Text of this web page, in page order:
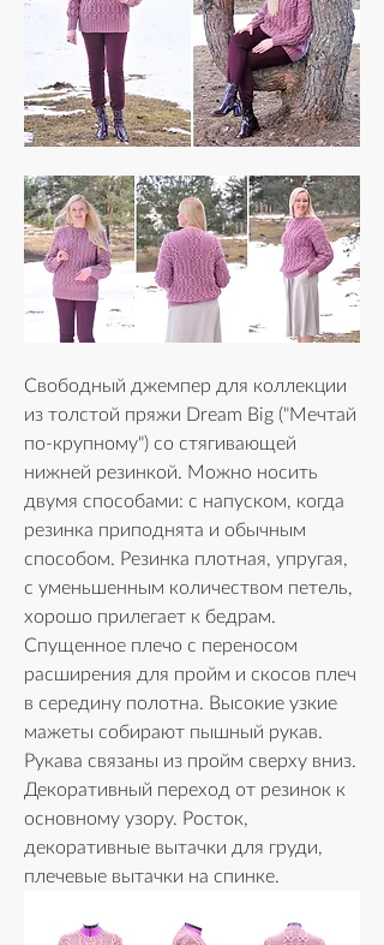
Свободный джемпер для коллекции
из толстой пряжи Dream Big ("Mечтай
по-крупному") со стягивающей
нижней резинкой. Можно носить
двумя способами: с напуском, когда
резинка приподнята и обычным
способом. Резинка плотная, упругая,
с уменьшенным количеством петель,
хорошо прилегает к бедрам.
Спущенное плечо с переносом
расширения для пройм и скосов плеч
в середину полотна. Высокие узкие
мажеты собирают пышный рукав.
Рукава связаны из пройм сверху вниз.
Декоративный переход от резинок к
основному узору. Росток,
декоративные вытачки для груди,
плечевые вытачки на спинке.